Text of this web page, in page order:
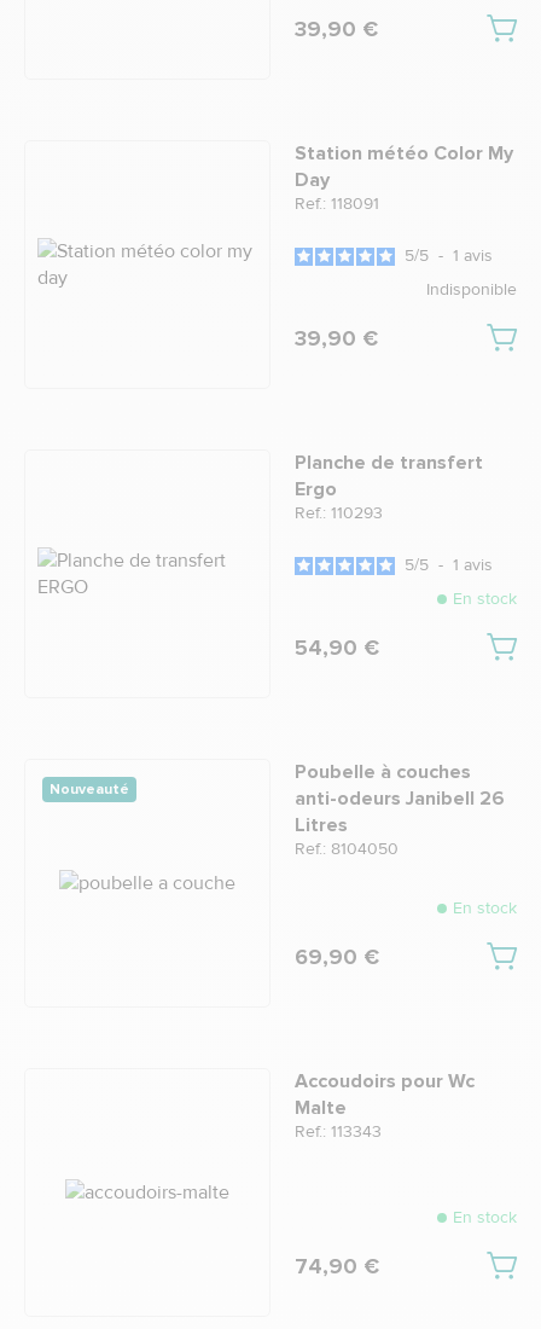
39,90 €
Station météo Color My
Day
Ref.: 118091
5/5 - 1 avis
Indisponible
39,90 €
Planche de transfert
Ergo
Ref.: 110293
5/5 - 1 avis
En stock
54,90 €
Nouveauté
Poubelle à couches
anti-odeurs Janibell 26
Litres
Ref.: 8104050
En stock
69,90 €
Accoudoirs pour Wc
Malte
Ref.: 113343
En stock
74,90 €